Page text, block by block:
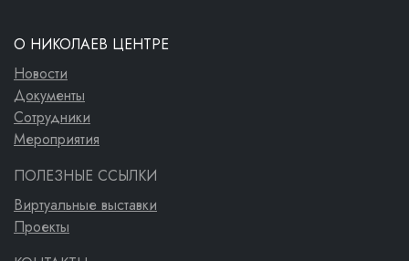
О НИКОЛАЕВ ЦЕНТРЕ
Новости
Документы
Сотрудники
Мероприятия
ПОЛЕЗНЫЕ ССЫЛКИ
Виртуальные выставки
Проекты